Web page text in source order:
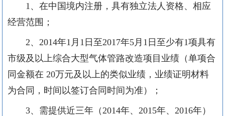
1 、在中国境内注册，具有独立法人资格、相应
经营范围；
2、 2014年1 月 1 日至2017年5 月 1 日至少有1项具有
市级及以上综合大型气体管路改造项目 业绩（单项合
同金额在 20万元及以上的类似业绩，业绩证明材料
为合同，时间以签订合同时间为准）；
3、需提供近三年（ 2014年、 2015年、 2016年）